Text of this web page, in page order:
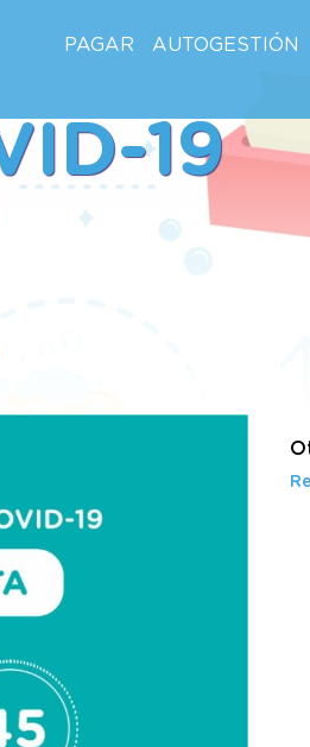
PAGAR AUTOGESTIÓN
19